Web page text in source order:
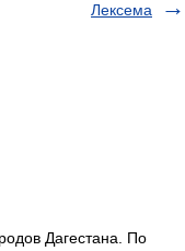
Лексема
Дагестана. По